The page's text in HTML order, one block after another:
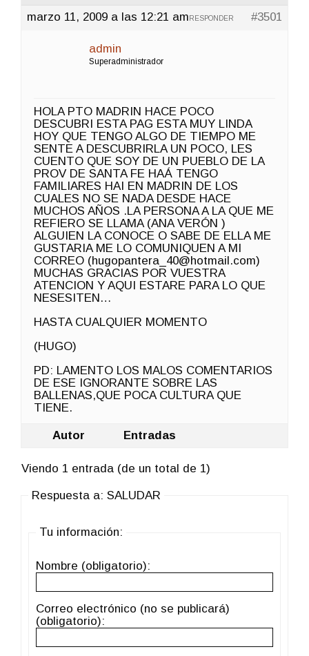
marzo 11, 2009 a las 12:21 am
#3501
RESPONDER
admin
Superadministrador
HOLA PTO MADRIN HACE POCO
DESCUBRI ESTA PAG ESTA MUY LINDA
HOY QUE TENGO ALGO DE TIEMPO ME
SENTE A DESCUBRIRLA UN POCO, LES
CUENTO QUE SOY DE UN PUEBLO DE LA
PROV DE SANTA FE HAÁ TENGO
FAMILIARES HAI EN MADRIN DE LOS
CUALES NO SE NADA DESDE HACE
MUCHOS AÑOS .LA PERSONA A LA QUE ME
REFIERO SE LLAMA (ANA VERÓN )
ALGUIEN LA CONOCE O SABE DE ELLA ME
GUSTARIA ME LO COMUNIQUEN A MI
CORREO (hugopantera_40@hotmail.com)
MUCHAS GRACIAS POR VUESTRA
ATENCION Y AQUI ESTARE PARA LO QUE
NESESITEN…
HASTA CUALQUIER MOMENTO
(HUGO)
PD: LAMENTO LOS MALOS COMENTARIOS
DE ESE IGNORANTE SOBRE LAS
BALLENAS,QUE POCA CULTURA QUE
TIENE.
Autor Entradas
Viendo 1 entrada (de un total de 1)
Respuesta a: SALUDAR
Tu información:
Nombre (obligatorio):
Correo electrónico (no se publicará)
(obligatorio):